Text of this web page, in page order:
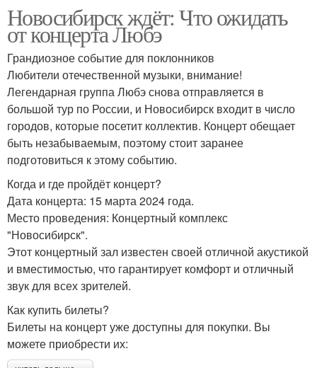
Новосибирск ждёт: Что ожидать
от концерта Любэ
Грандиозное событие для поклонников
Любители отечественной музыки, внимание!
Легендарная группа Любэ снова отправляется в
большой тур по России, и Новосибирск входит в число
городов, которые посетит коллектив. Концерт обещает
быть незабываемым, поэтому стоит заранее
подготовиться к этому событию.
Когда и где пройдёт концерт?
Дата концерта: 15 марта 2024 года.
Место проведения: Концертный комплекс
"Новосибирск".
Этот концертный зал известен своей отличной акустикой
и вместимостью, что гарантирует комфорт и отличный
звук для всех зрителей.
Как купить билеты?
Билеты на концерт уже доступны для покупки. Вы
можете приобрести их: